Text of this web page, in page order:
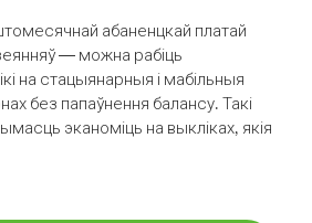
абаненцкай платай
— можна рабіць
на стацыянарныя і мабільныя
без папаўнення балансу. Такі
эканоміць на выкліках, якія